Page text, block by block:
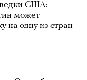
США:
может
на одну из стран